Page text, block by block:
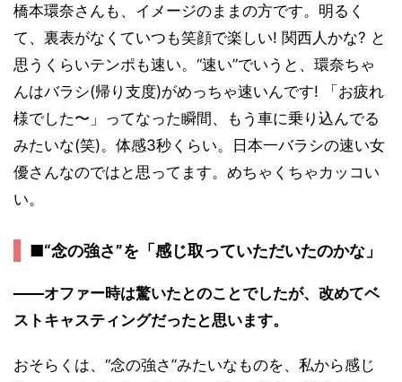
橋本環奈さんも、イメージのままの方です。明るく
て、裏表がなくていつも笑顔で楽しい! 関西人かな? と
思うくらいテンポも速い。“速い”でいうと、環奈ちゃ
んはバラシ(帰り支度)がめっちゃ速いんです! 「お疲れ
様でした〜」ってなった瞬間、もう車に乗り込んでる
みたいな(笑)。体感3秒くらい。日本一バラシの速い女
優さんなのではと思ってます。めちゃくちゃカッコい
い。
■“念の強さ”を「感じ取っていただいたのかな」
――オファー時は驚いたとのことでしたが、改めてベ
ストキャスティングだったと思います。
おそらくは、“念の強さ”みたいなものを、私から感じ